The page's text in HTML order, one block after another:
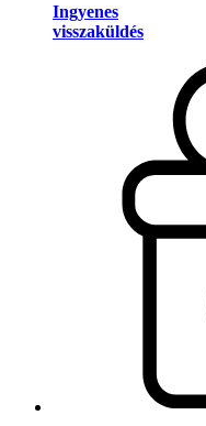
Ingyenes
visszaküldés